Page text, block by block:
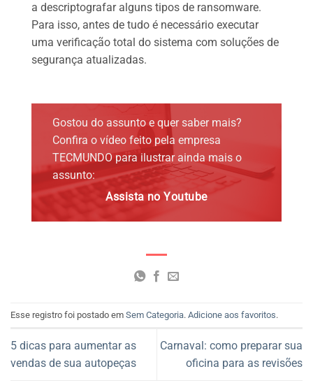
a descriptografar alguns tipos de ransomware.
Para isso, antes de tudo é necessário executar
uma verificação total do sistema com soluções de
segurança atualizadas.
Gostou do assunto e quer saber mais?
Confira o vídeo feito pela empresa
TECMUNDO para ilustrar ainda mais o
assunto:
Assista no Youtube
Esse registro foi postado em Sem Categoria. Adicione aos favoritos.
5 dicas para aumentar as
vendas de sua autopeças
Carnaval: como preparar sua
oficina para as revisões